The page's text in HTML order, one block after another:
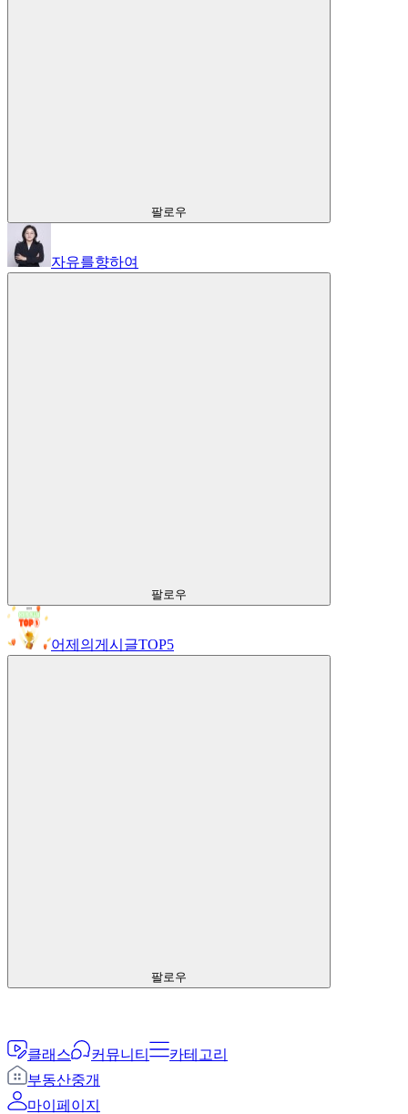
팔로우
자유를향하여
팔로우
어제의게시글TOP5
팔로우
클래스 커뮤니티
카테고리
부동산중개
마이페이지